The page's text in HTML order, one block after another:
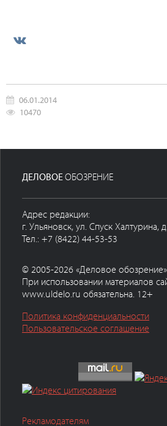
06.01.2014
10470
ДЕЛОВОЕ ОБОЗРЕНИЕ
Адрес редакции:
г. Ульяновск, ул. Спуск Халтурина,
Тел.: +7 (8422) 44-53-53
© 2005-2026 «Деловое обозрение»
При использовании материалов
www.uldelo.ru обязательна. 12+
Политика конфиденциальности
Пользовательское соглашение
Рекламодателям